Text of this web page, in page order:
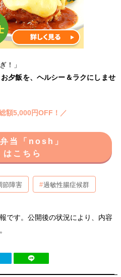
！」
お夕飯を、ヘルシー＆ラクにしませ
額5,000円OFF！／
当「nosh」
はこちら
節障害 過敏性腸症候群
です。公開後の状況により、内容